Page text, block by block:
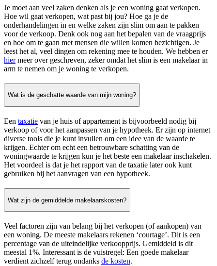
Je moet aan veel zaken denken als je een woning gaat verkopen.
Hoe wil gaat verkopen, wat past bij jou? Hoe ga je de
onderhandelingen in en welke zaken zijn slim om aan te pakken
voor de verkoop. Denk ook nog aan het bepalen van de vraagprijs
en hoe om te gaan met mensen die willen komen bezichtigen. Je
leest het al, veel dingen om rekening mee te houden. We hebben er
hiermeer over geschreven, zeker omdat het slim is een makelaar in
arm te nemen om je woning te verkopen.
Wat is de geschatte waarde van mijn woning?
Een taxatie van je huis of appartement is bijvoorbeeld nodig bij
verkoop of voor het aanpassen van je hypotheek. Er zijn op internet
diverse tools die je kunt invullen om een idee van de waarde te
krijgen. Echter om echt een betrouwbare schatting van de
woningwaarde te krijgen kun je het beste een makelaar inschakelen.
Het voordeel is dat je het rapport van de taxatie later ook kunt
gebruiken bij het aanvragen van een hypotheek.
Wat zijn de gemiddelde makelaarskosten?
Veel factoren zijn van belang bij het verkopen (of aankopen) van
een woning. De meeste makelaars rekenen ‘courtage’. Dit is een
percentage van de uiteindelijke verkoopprijs. Gemiddeld is dit
meestal 1%. Interessant is de vuistregel: Een goede makelaar
verdient zichzelf terug ondanks de kosten.